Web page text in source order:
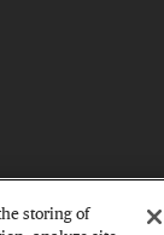
storing of